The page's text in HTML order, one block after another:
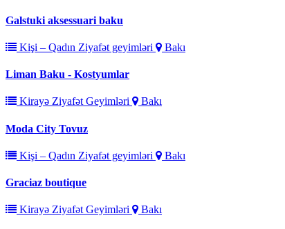
Galstuki aksessuari baku
Kişi – Qadın Ziyafət geyimləri Bakı
Liman Baku - Kostyumlar
Kirayə Ziyafət Geyimləri Bakı
Moda City Tovuz
Kişi – Qadın Ziyafət geyimləri Bakı
Graciaz boutique
Kirayə Ziyafət Geyimləri Bakı